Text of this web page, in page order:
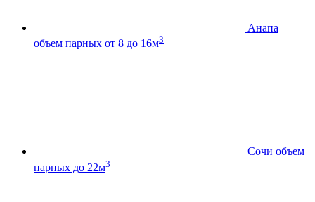
Анапа
объем парных от 8 до 16м3
Сочи объем
парных до 22м3